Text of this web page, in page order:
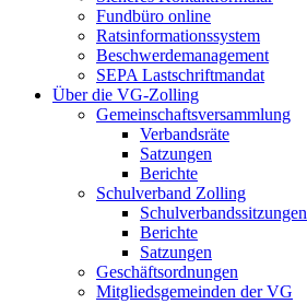
Fundbüro online
Ratsinformationssystem
Beschwerdemanagement
SEPA Lastschriftmandat
Über die VG-Zolling
Gemeinschaftsversammlung
Verbandsräte
Satzungen
Berichte
Schulverband Zolling
Schulverbandssitzungen
Berichte
Satzungen
Geschäftsordnungen
Mitgliedsgemeinden der VG